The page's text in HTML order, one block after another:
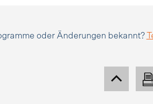
oder Änderungen bekannt?